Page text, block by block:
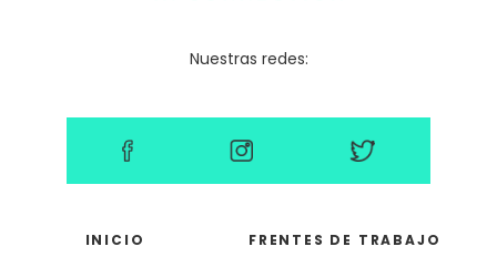
Nuestras redes:
INICIO FRENTES DE TRABAJO